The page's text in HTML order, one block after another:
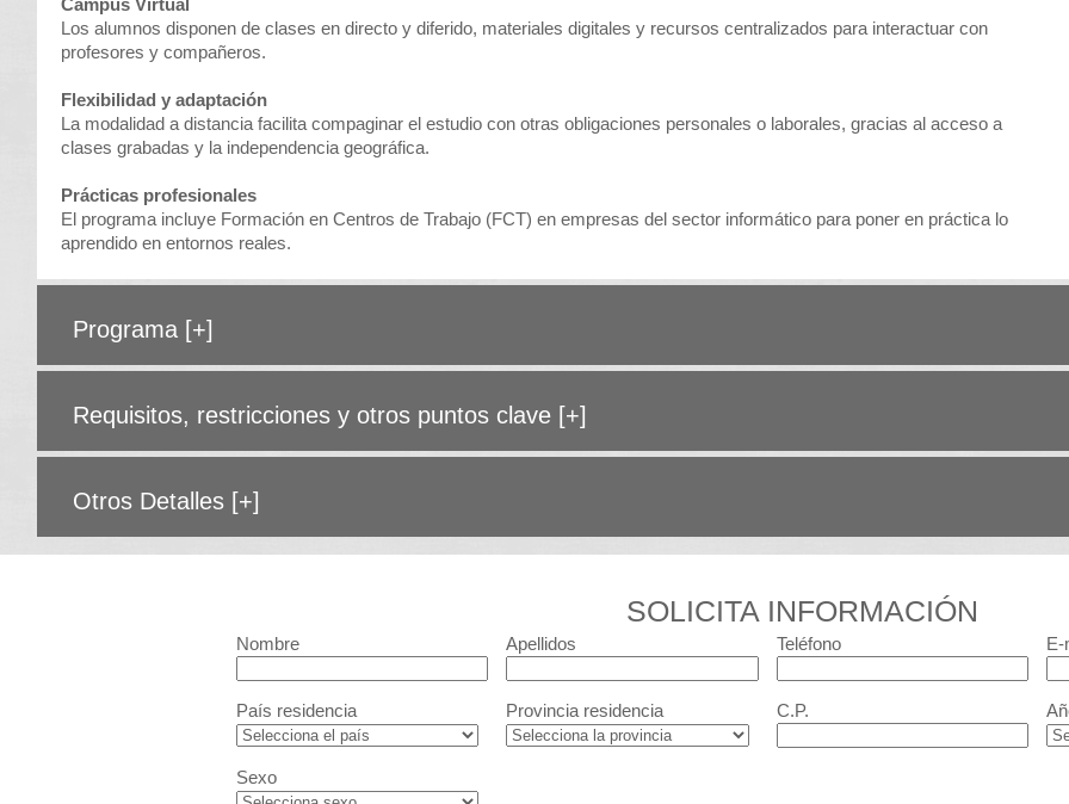
Campus Virtual
Los alumnos disponen de clases en directo y diferido, materiales digitales y recursos centralizados para interactuar con
profesores y compañeros.
Flexibilidad y adaptación
La modalidad a distancia facilita compaginar el estudio con otras obligaciones personales o laborales, gracias al acceso a
clases grabadas y la independencia geográfica.
Prácticas profesionales
El programa incluye Formación en Centros de Trabajo (FCT) en empresas del sector informático para poner en práctica lo
aprendido en entornos reales.
Programa [+]
Requisitos, restricciones y otros puntos clave [+]
Otros Detalles [+]
SOLICITA INFORMACIÓN
Nombre Apellidos Teléfono E-
País residencia Provincia residencia C.P.
Sexo